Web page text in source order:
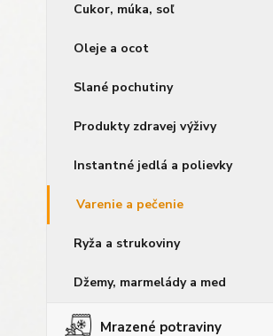
Cukor, múka, soľ
Oleje a ocot
Slané pochutiny
Produkty zdravej výživy
Instantné jedlá a polievky
Varenie a pečenie
Ryža a strukoviny
Džemy, marmelády a med
Mrazené potraviny